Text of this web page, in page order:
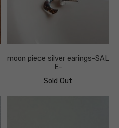
moon piece silver earings-SAL
E-
Sold Out